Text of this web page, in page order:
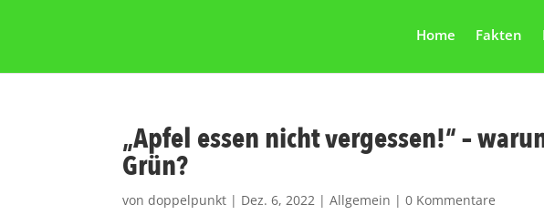
Home Fakten
„Apfel essen nicht vergessen!“ –
Grün?
vondoppelpunkt | Dez. 6, 2022 |Allgemein |0 Kommentare